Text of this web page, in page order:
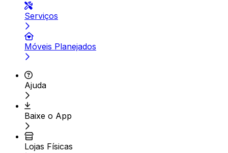
Serviços
Móveis Planejados
Ajuda
Baixe o App
Lojas Físicas